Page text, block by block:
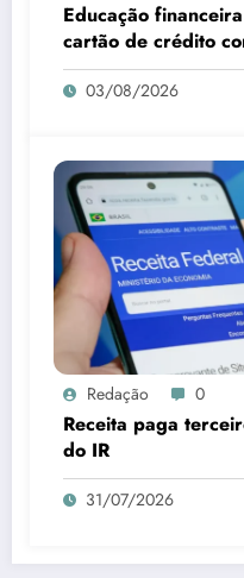
Educação
cartão de crédito
03/08/2026
Redação 0
Receita paga
do IR
31/07/2026